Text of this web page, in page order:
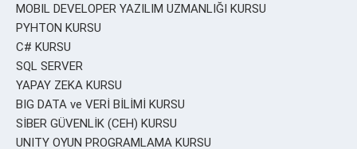
MOBIL DEVELOPER YAZILIM UZMANLIĞI KURSU
PYHTON KURSU
C# KURSU
SQL SERVER
YAPAY ZEKA KURSU
BIG DATA ve VERİ BİLİMİ KURSU
SİBER GÜVENLİK (CEH) KURSU
UNITY OYUN PROGRAMLAMA KURSU